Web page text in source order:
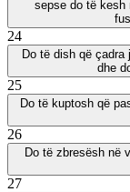
sepse do të kesh
24
Do të dish që
dhe
25
Do të kuptosh që
26
Do të zbresësh në
27